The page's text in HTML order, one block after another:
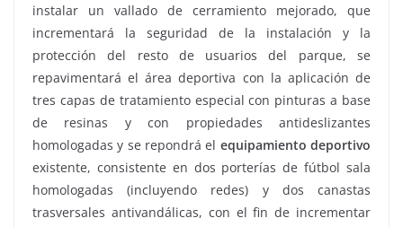
instalar un vallado de cerramiento mejorado, que
incrementará la seguridad de la instalación y la
protección del resto de usuarios del parque, se
repavimentará el área deportiva con la aplicación de
tres capas de tratamiento especial con pinturas a base
de resinas y con propiedades antideslizantes
homologadas y se repondrá el equipamiento deportivo
existente, consistente en dos porterías de fútbol sala
homologadas (incluyendo redes) y dos canastas
trasversales antivandálicas, con el fin de incrementar